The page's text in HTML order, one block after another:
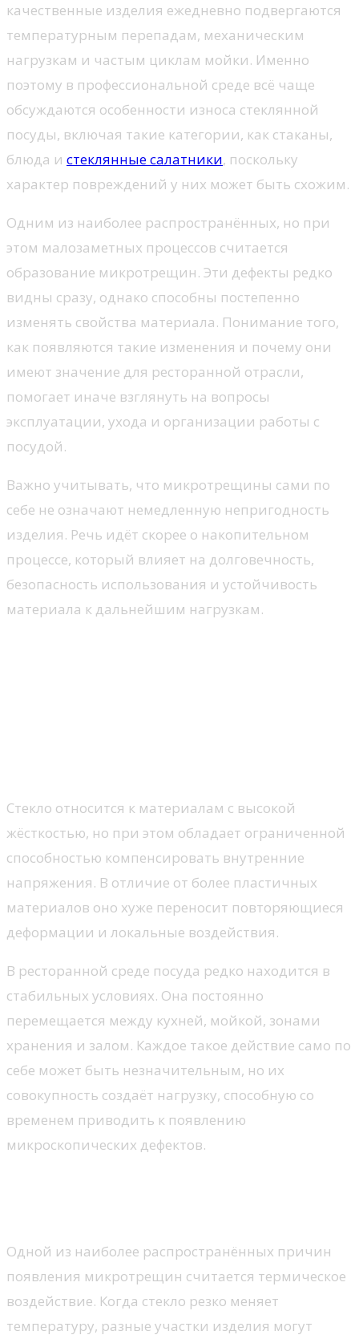
качественные изделия ежедневно подвергаются
температурным перепадам, механическим
нагрузкам и частым циклам мойки. Именно
поэтому в профессиональной среде всё чаще
обсуждаются особенности износа стеклянной
посуды, включая такие категории, как стаканы,
блюда и стеклянные салатники, поскольку
характер повреждений у них может быть схожим.
Одним из наиболее распространённых, но при
этом малозаметных процессов считается
образование микротрещин. Эти дефекты редко
видны сразу, однако способны постепенно
изменять свойства материала. Понимание того,
как появляются такие изменения и почему они
имеют значение для ресторанной отрасли,
помогает иначе взглянуть на вопросы
эксплуатации, ухода и организации работы с
посудой.
Важно учитывать, что микротрещины сами по
себе не означают немедленную непригодность
изделия. Речь идёт скорее о накопительном
процессе, который влияет на долговечность,
безопасность использования и устойчивость
материала к дальнейшим нагрузкам.
Стекло относится к материалам с высокой
жёсткостью, но при этом обладает ограниченной
способностью компенсировать внутренние
напряжения. В отличие от более пластичных
материалов оно хуже переносит повторяющиеся
деформации и локальные воздействия.
В ресторанной среде посуда редко находится в
стабильных условиях. Она постоянно
перемещается между кухней, мойкой, зонами
хранения и залом. Каждое такое действие само по
себе может быть незначительным, но их
совокупность создаёт нагрузку, способную со
временем приводить к появлению
микроскопических дефектов.
Одной из наиболее распространённых причин
появления микротрещин считается термическое
воздействие. Когда стекло резко меняет
температуру, разные участки изделия могут